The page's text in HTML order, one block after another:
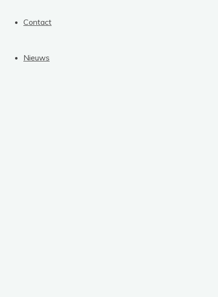
Contact
Nieuws